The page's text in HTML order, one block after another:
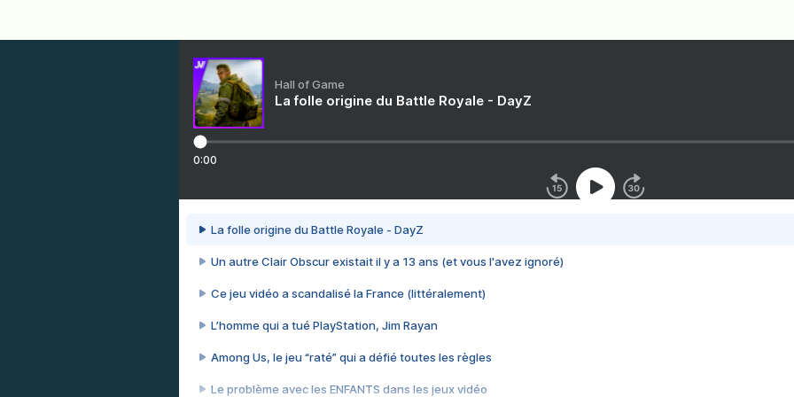
Hall of Game
La folle origine du Battle Royale - DayZ
0:00
La folle origine du Battle Royale - DayZ
Un autre Clair Obscur existait il y a 13 ans (et vous l'avez ignoré)
Ce jeu vidéo a scandalisé la France (littéralement)
L’homme qui a tué PlayStation, Jim Rayan
Among Us, le jeu “raté” qui a défié toutes les règles
Le problème avec les ENFANTS dans les jeux vidéo